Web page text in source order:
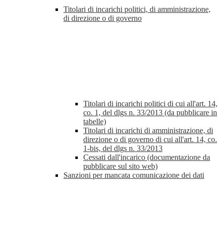
Titolari di incarichi politici, di amministrazione,
di direzione o di governo
Titolari di incarichi politici di cui all'art. 14,
co. 1, del dlgs n. 33/2013 (da pubblicare in
tabelle)
Titolari di incarichi di amministrazione, di
direzione o di governo di cui all'art. 14, co.
1-bis, del dlgs n. 33/2013
Cessati dall'incarico (documentazione da
pubblicare sul sito web)
Sanzioni per mancata comunicazione dei dati